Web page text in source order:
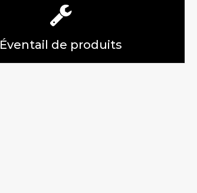
Éventail de produits